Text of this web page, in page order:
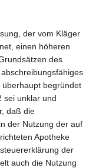
der vom Kläger
einen höheren
des
begründet
sei unklar und
daß die
der Nutzung der auf
Apotheke
der
auch die Nutzung